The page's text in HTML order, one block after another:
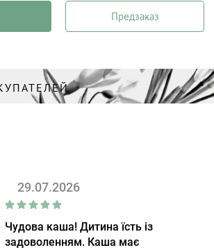
Предзаказ
29.07.2026
Чудова каша! Дитина їсть із
задоволенням. Каша має